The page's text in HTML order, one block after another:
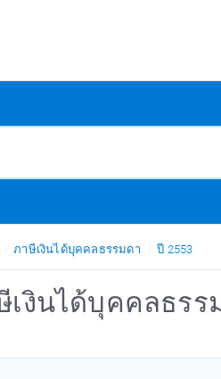
ภาษีเงินได้บุคคลธรรมดา ปี 2553
เงินได้บุคคลธร